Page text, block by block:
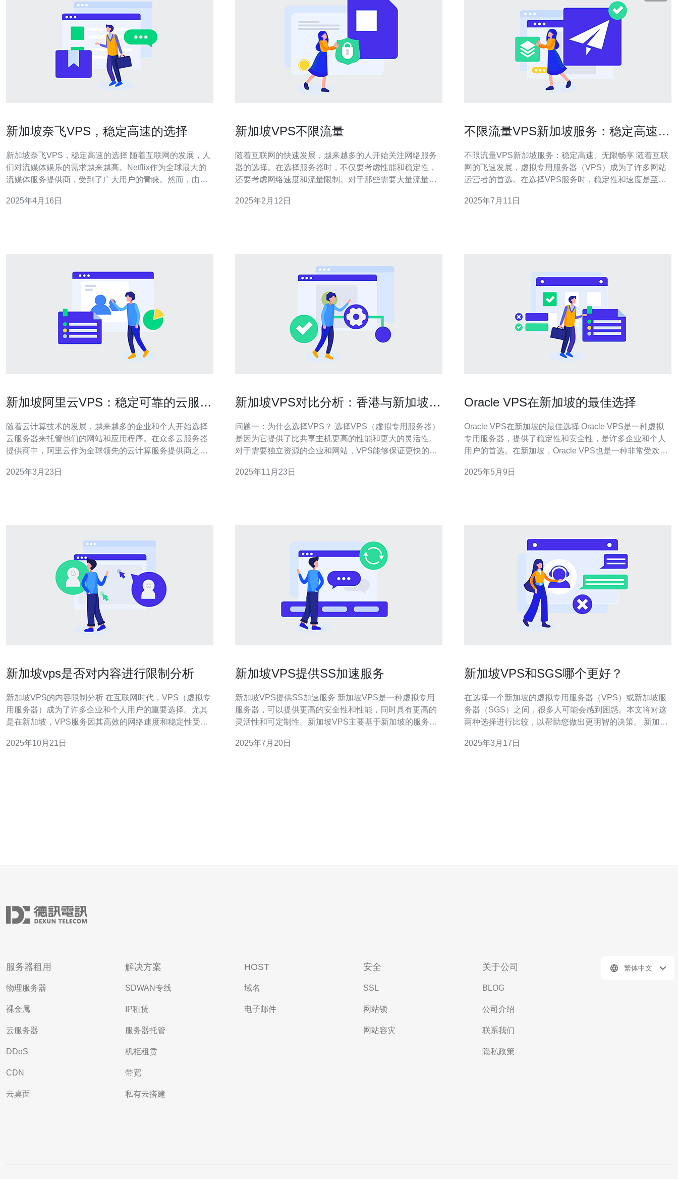
新加坡奈飞VPS，稳定高速的选择
新加坡奈飞VPS，稳定高速的选择 随着互联网的发展，人
们对流媒体娱乐的需求越来越高。Netflix作为全球最大的
流媒体服务提供商，受到了广大用户的青睐。然而，由于
情况下，使用虚拟专用服务器（VPS）成为了一种热门的
2025年4月16日
新加坡VPS不限流量
随着互联网的快速发展，越来越多的人开始关注网络服务
器的选择。在选择服务器时，不仅要考虑性能和稳定性，
还要考虑网络速度和流量限制。对于那些需要大量流量的
VPS（Virtual Private Server）是一种虚拟服务器，它在物
2025年2月12日
不限流量VPS新加坡服务：稳定高速、
不限流量VPS新加坡服务：稳定高速、无限畅享 随着互联
网的飞速发展，虚拟专用服务器（VPS）成为了许多网站
运营者的首选。在选择VPS服务时，稳定性和速度是至关
基础设施和优质的网络连接，因此选择新加坡VPS服务可
2025年7月11日
新加坡阿里云VPS：稳定可靠的云服务
随着云计算技术的发展，越来越多的企业和个人开始选择
云服务器来托管他们的网站和应用程序。在众多云服务器
提供商中，阿里云作为全球领先的云计算服务提供商之
云VPS，正逐渐成为用户们的首选。 新加坡阿里云VPS以
2025年3月23日
新加坡VPS对比分析：香港与新加坡哪
问题一：为什么选择VPS？ 选择VPS（虚拟专用服务器）
是因为它提供了比共享主机更高的性能和更大的灵活性。
对于需要独立资源的企业和网站，VPS能够保证更快的加
自定义配置，满足不同规模和需求的业务。 问题二：新加
2025年11月23日
Oracle VPS在新加坡的最佳选择
Oracle VPS在新加坡的最佳选择 Oracle VPS是一种虚拟
专用服务器，提供了稳定性和安全性，是许多企业和个人
用户的首选。在新加坡，Oracle VPS也是一种非常受欢迎
择。 新加坡位于亚洲的东南部，地理位置优越，连接了东
2025年5月9日
新加坡vps是否对内容进行限制分析
新加坡VPS的内容限制分析 在互联网时代，VPS（虚拟专
用服务器）成为了许多企业和个人用户的重要选择。尤其
是在新加坡，VPS服务因其高效的网络速度和稳定性受到
仍然心存疑虑。本文将对这一问题进行深入分析，帮助用
2025年10月21日
新加坡VPS提供SS加速服务
新加坡VPS提供SS加速服务 新加坡VPS是一种虚拟专用
服务器，可以提供更高的安全性和性能，同时具有更高的
灵活性和可定制性。新加坡VPS主要基于新加坡的服务器
问的用户。 SS加速服务是一种网络加速技术，可以有效提
2025年7月20日
新加坡VPS和SGS哪个更好？
在选择一个新加坡的虚拟专用服务器（VPS）或新加坡服
务器（SGS）之间，很多人可能会感到困惑。本文将对这
两种选择进行比较，以帮助您做出更明智的决策。 新加坡
拟部分来提供服务。这种服务通常由第三方云服务提供商
2025年3月17日
服务器租用
物理服务器
裸金属
云服务器
DDoS
CDN
云桌面
解决方案
SDWAN专线
IP租赁
服务器托管
机柜租赁
带宽
私有云搭建
HOST
域名
电子邮件
安全
SSL
网站锁
网站容灾
关于公司
BLOG
公司介绍
联系我们
隐私政策
繁体中文